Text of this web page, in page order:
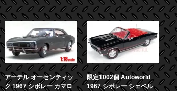
アーテル オーセンティッ
ク 1967 シボレー カマロ
限定1002個 Autoworld
1967 シボレー シェベル